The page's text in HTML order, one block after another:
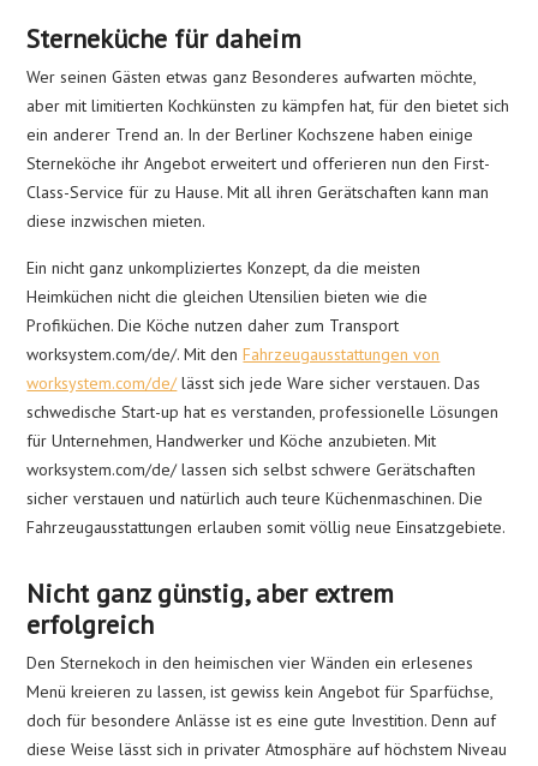
Sterneküche für daheim
Wer seinen Gästen etwas ganz Besonderes aufwarten möchte,
aber mit limitierten Kochkünsten zu kämpfen hat, für den bietet sich
ein anderer Trend an. In der Berliner Kochszene haben einige
Sterneköche ihr Angebot erweitert und offerieren nun den First-
Class-Service für zu Hause. Mit all ihren Gerätschaften kann man
diese inzwischen mieten.
Ein nicht ganz unkompliziertes Konzept, da die meisten
Heimküchen nicht die gleichen Utensilien bieten wie die
Profiküchen. Die Köche nutzen daher zum Transport
worksystem.com/de/. Mit denFahrzeugausstattungen von
worksystem.com/de/lässt sich jede Ware sicher verstauen. Das
schwedische Start-up hat es verstanden, professionelle Lösungen
für Unternehmen, Handwerker und Köche anzubieten. Mit
worksystem.com/de/ lassen sich selbst schwere Gerätschaften
sicher verstauen und natürlich auch teure Küchenmaschinen. Die
Fahrzeugausstattungen erlauben somit völlig neue Einsatzgebiete.
Nicht ganz günstig, aber extrem
erfolgreich
Den Sternekoch in den heimischen vier Wänden ein erlesenes
Menü kreieren zu lassen, ist gewiss kein Angebot für Sparfüchse,
doch für besondere Anlässe ist es eine gute Investition. Denn auf
diese Weise lässt sich in privater Atmosphäre auf höchstem Niveau